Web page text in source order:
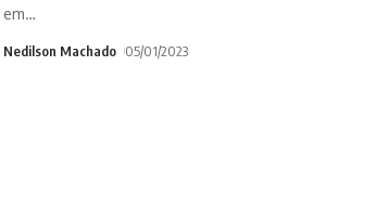
em…
Nedilson Machado 05/01/2023